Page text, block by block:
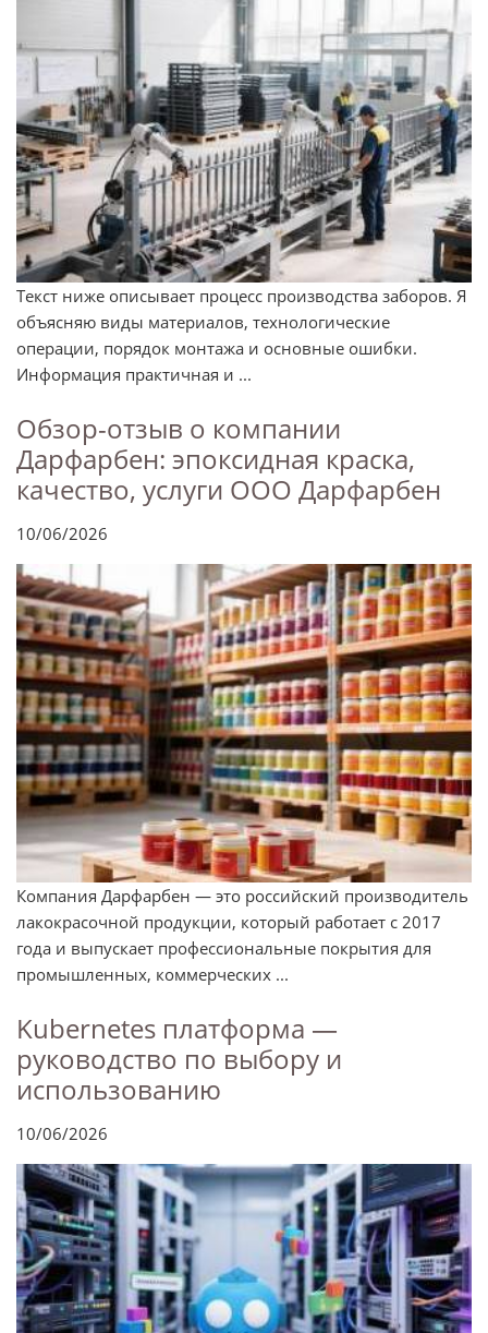
Текст ниже описывает процесс производства заборов. Я
объясняю виды материалов, технологические
операции, порядок монтажа и основные ошибки.
Информация практичная и ...
Обзор-отзыв о компании
Дарфарбен: эпоксидная краска,
качество, услуги ООО Дарфарбен
10/06/2026
Компания Дарфарбен — это российский производитель
лакокрасочной продукции, который работает с 2017
года и выпускает профессиональные покрытия для
промышленных, коммерческих ...
Kubernetes платформа —
руководство по выбору и
использованию
10/06/2026